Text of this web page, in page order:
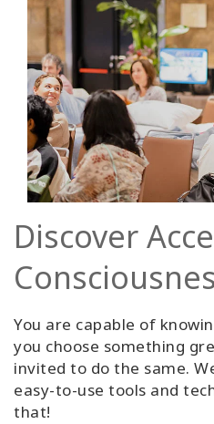
Discover
You are capable of
you choose something
invited to do the same.
easy-to-use tools and
that!